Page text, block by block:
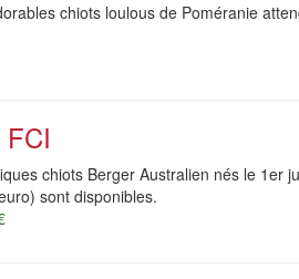
chiots loulous de Poméranie
chiots Berger Australien nés le 1er
sont disponibles.